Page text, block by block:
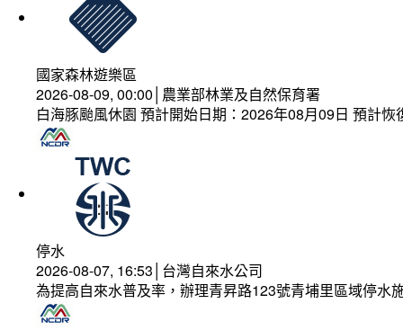
國家森林遊樂區
2026-08-09, 00:00│農業部林業及自然保育署
白海豚颱風休園 預計開始日期：2026年08月09日 預計
停水
2026-08-07, 16:53│台灣自來水公司
為提高自來水普及率，辦理青昇路123號青埔里區域停水